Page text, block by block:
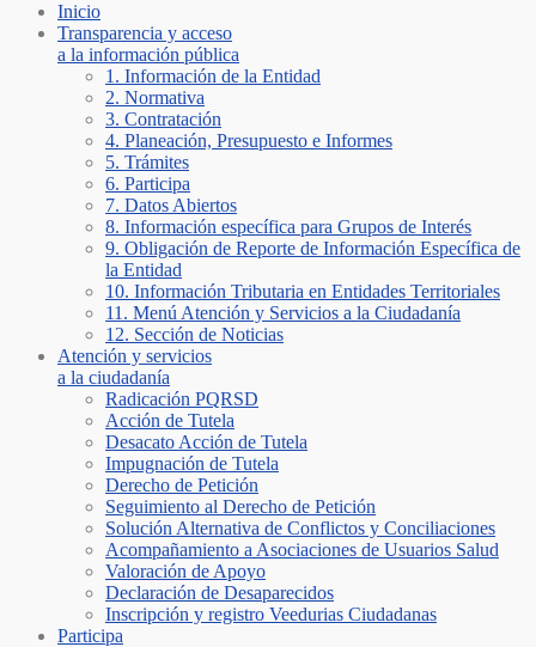
Inicio
Transparencia y acceso
a la información pública
1. Información de la Entidad
2. Normativa
3. Contratación
4. Planeación, Presupuesto e Informes
5. Trámites
6. Participa
7. Datos Abiertos
8. Información específica para Grupos de Interés
9. Obligación de Reporte de Información Específica de
la Entidad
10. Información Tributaria en Entidades Territoriales
11. Menú Atención y Servicios a la Ciudadanía
12. Sección de Noticias
Atención y servicios
a la ciudadanía
Radicación PQRSD
Acción de Tutela
Desacato Acción de Tutela
Impugnación de Tutela
Derecho de Petición
Seguimiento al Derecho de Petición
Solución Alternativa de Conflictos y Conciliaciones
Acompañamiento a Asociaciones de Usuarios Salud
Valoración de Apoyo
Declaración de Desaparecidos
Inscripción y registro Veedurias Ciudadanas
Participa